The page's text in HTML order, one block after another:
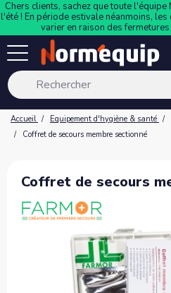
Chers clients, sachez que toute
l'été ! En période estivale néanmoins,
varier en raison des fermetures
Accueil Equipement d'hygiène & santé
Coffret de secours membre sectionné
Coffret de secours